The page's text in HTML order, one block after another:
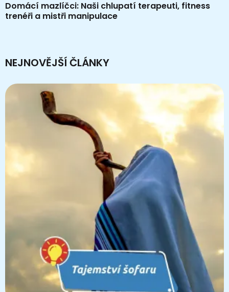
Domácí mazlíčci: Naši chlupatí terapeuti, fitness
trenéři a mistři manipulace
NEJNOVĚJŠÍ ČLÁNKY